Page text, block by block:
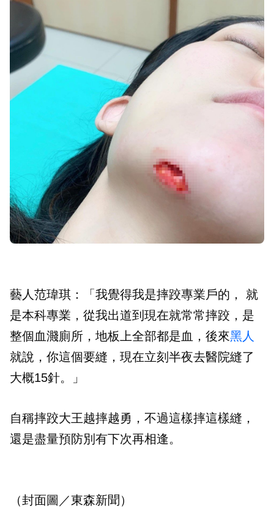
藝人范瑋琪：「我覺得我是摔跤專業戶的， 就
是本科專業，從我出道到現在就常常摔跤，是
整個血濺廁所，地板上全部都是血，後來黑人
就說，你這個要縫，現在立刻半夜去醫院縫了
大概15針。」
自稱摔跤大王越摔越勇，不過這樣摔這樣縫，
還是盡量預防別有下次再相逢。
（封面圖／東森新聞）